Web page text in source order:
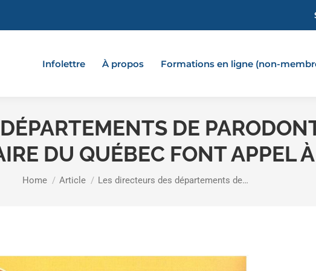
Infolettre À propos Formations en ligne (non-
DE
DU QUÉBEC FONT APPEL
You are here:
Home Article Les directeurs des départements de…